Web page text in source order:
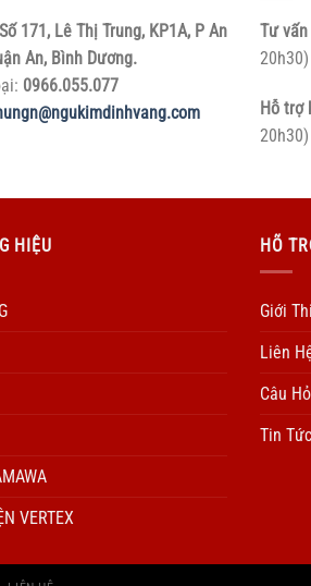
Số 171, Lê Thị Trung, KP1A, P An
An, Bình Dương.
0966.055.077
Tư
20h30)
Hỗ trợ
20h30)
HIỆU
VERTEX
HÕ
Giới
Liên
Câu
Tin Tức